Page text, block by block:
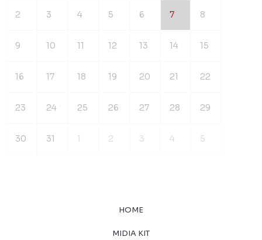
2 3 4 5 6 7 8
9 10 11 12 13 14 15
16 17 18 19 20 21 22
23 24 25 26 27 28 29
30 31 1 2 3 4 5
HOME
MIDIA KIT